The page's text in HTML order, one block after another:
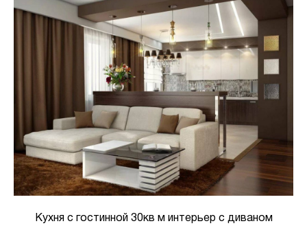
Кухня с гостинной 30кв м интерьер с диваном